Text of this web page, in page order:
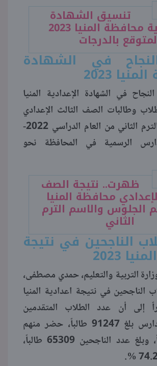
تنسيق الشهادة
الإعدادية محافظة المنيا 2023
بالدرجات
في الشهادة
2023
في الشهادة الإعدادية المنيا
طلاب وطالبات الصف الثالث الإعدادي
على مستوى الترم الثاني من العام الدراسي 2022-
الرسمية في المحافظة نحو
ظهرت.. نتيجة الصف
محافظة المنيا
برقم الجلوس والاسم الترم
الثاني
الناجحين في نتيجة
2023
التربية والتعليم، حمدي مصطفى،
الناجحين في نتيجة اعدادية المنيا
إلى أن عدد الطلاب المتقدمين
للامتحان بالمدارس بلغ 91247 طالباً، حضر منهم
87905 طالباً، وبلغ عدد الناجحين 65309 طالباً،